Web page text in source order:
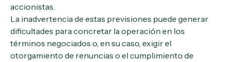
accionistas.
La inadvertencia de estas previsiones puede generar
dificultades para concretar la operación en los
términos negociados o, en su caso, exigir el
otorgamiento de renuncias o el cumplimiento de